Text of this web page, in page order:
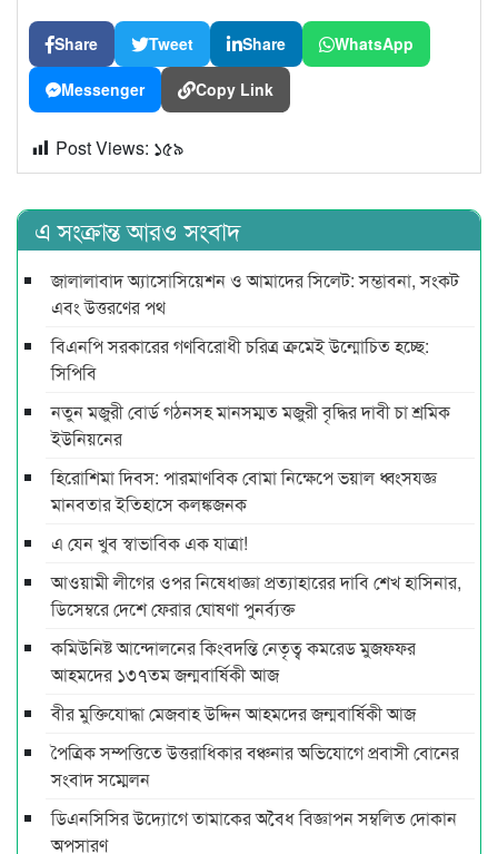
Share Tweet Share WhatsApp
Messenger Copy Link
Post Views: ১৫৯
এ সংক্রান্ত আরও সংবাদ
জালালাবাদ অ্যাসোসিয়েশন ও আমাদের সিলেট: সম্ভাবনা, সংকট
এবং উত্তরণের পথ
বিএনপি সরকারের গণবিরোধী চরিত্র ক্রমেই উন্মোচিত হচ্ছে:
সিপিবি
নতুন মজুরী বোর্ড গঠনসহ মানসম্মত মজুরী বৃদ্ধির দাবী চা শ্রমিক
ইউনিয়নের
হিরোশিমা দিবস: পারমাণবিক বোমা নিক্ষেপে ভয়াল ধ্বংসযজ্ঞ
মানবতার ইতিহাসে কলঙ্কজনক
এ যেন খুব স্বাভাবিক এক যাত্রা!
আওয়ামী লীগের ওপর নিষেধাজ্ঞা প্রত্যাহারের দাবি শেখ হাসিনার,
ডিসেম্বরে দেশে ফেরার ঘোষণা পুনর্ব্যক্ত
কমিউনিষ্ট আন্দোলনের কিংবদন্তি নেতৃত্ব কমরেড মুজফ্ফর
আহমদের ১৩৭তম জন্মবার্ষিকী আজ
বীর মুক্তিযোদ্ধা মেজবাহ উদ্দিন আহমদের জন্মবার্ষিকী আজ
পৈত্রিক সম্পত্তিতে উত্তরাধিকার বঞ্চনার অভিযোগে প্রবাসী বোনের
সংবাদ সম্মেলন
ডিএনসিসির উদ্যোগে তামাকের অবৈধ বিজ্ঞাপন সম্বলিত দোকান
অপসারণ